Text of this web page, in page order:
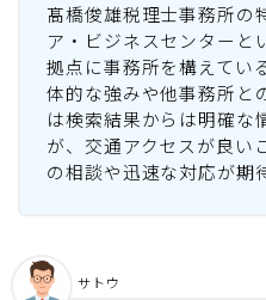
髙橋俊雄税理士事務所の
ア・ビジネスセンターと
拠点に事務所を構えてい
体的な強みや他事務所と
は検索結果からは明確な
が、交通アクセスが良い
の相談や迅速な対応が期
サトウ